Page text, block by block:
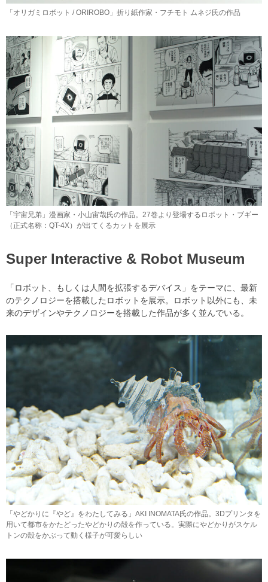
「オリガミロボット / ORIROBO」折り紙作家・フチモト ムネジ氏の作品
「宇宙兄弟」漫画家・小山宙哉氏の作品。27巻より登場するロボット・ブギー
（正式名称：QT-4X）が出てくるカットを展示
Super Interactive & Robot Museum
「ロボット、もしくは人間を拡張するデバイス」をテーマに、最新
のテクノロジーを搭載したロボットを展示。ロボット以外にも、未
来のデザインやテクノロジーを搭載した作品が多く並んでいる。
「やどかりに『やど』をわたしてみる」AKI INOMATA氏の作品。3Dプリンタを
用いて都市をかたどったやどかりの殻を作っている。実際にやどかりがスケル
トンの殻をかぶって動く様子が可愛らしい